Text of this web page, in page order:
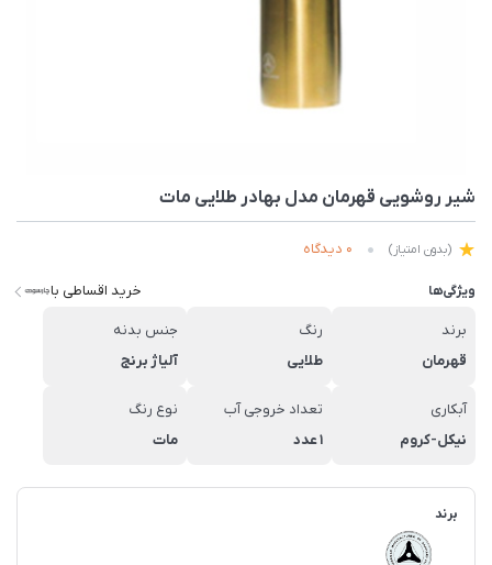
شیر روشویی قهرمان مدل بهادر طلایی مات
(بدون امتیاز) 0 دیدگاه
ویژگی‌ها خرید اقساطی با
برند
قهرمان
رنگ
طلایی
جنس بدنه
آلیاژ برنج
آبکاری
نیکل-کروم
تعداد خروجی آب
1 عدد
نوع رنگ
مات
برند